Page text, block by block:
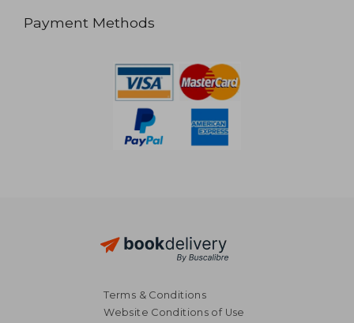
Payment Methods
Terms & Conditions
Website Conditions of Use